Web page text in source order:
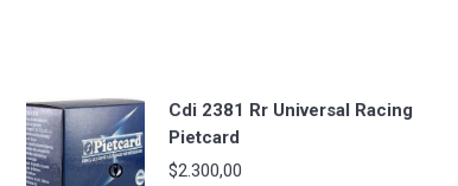
Cdi 2381 Rr Universal Racing
Pietcard
$2.300,00